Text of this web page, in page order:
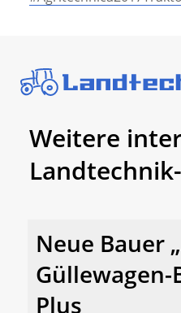
Weitere
Neue Bauer
Plus